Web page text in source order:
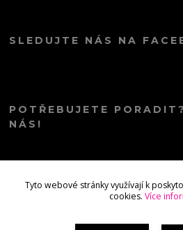
SLEDUJTE NÁS NA
POTŘEBUJETE
NÁS!
Tyto webové stránky využívají k
cookies. Více